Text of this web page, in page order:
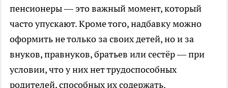
пенсионеры — это важный момент, который
часто упускают. Кроме того, надбавку можно
оформить не только за своих детей, но и за
внуков, правнуков, братьев или сестёр — при
условии, что у них нет трудоспособных
родителей, способных их содержать.